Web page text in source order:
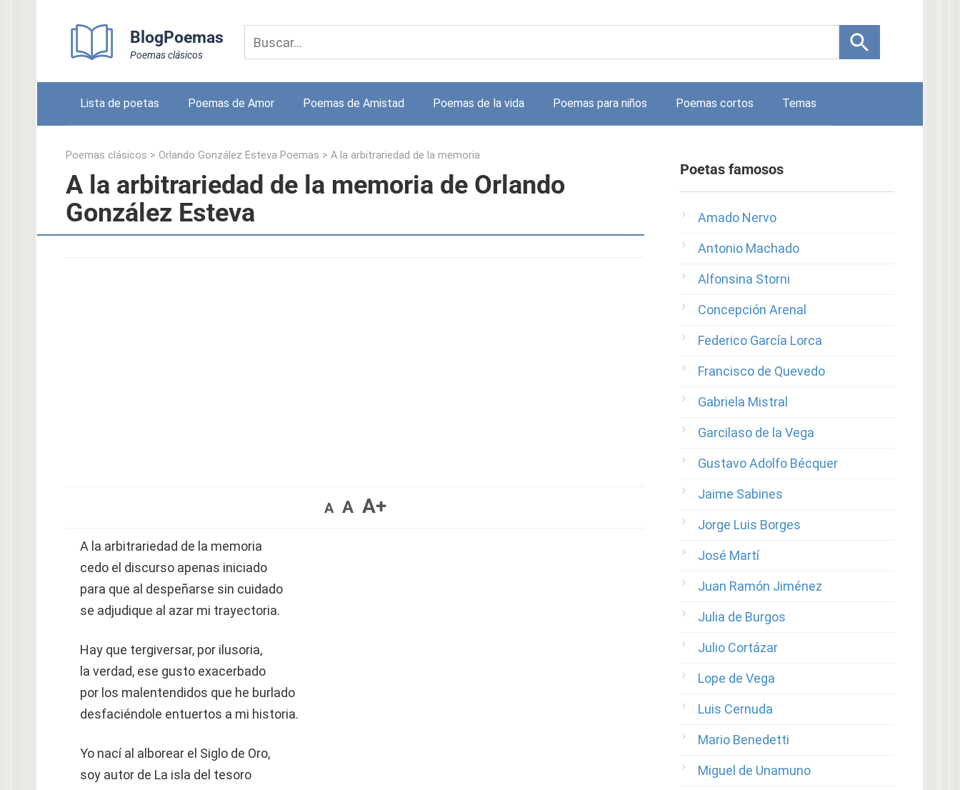
BlogPoemas
Poemas clásicos
Lista de poetas Poemas de Amor Poemas de Amistad Poemas de la vida Poemas para niños Poemas cortos Temas
Poemas clásicos > Orlando González Esteva Poemas > A la arbitrariedad de la memoria
A la arbitrariedad de la memoria de Orlando
González Esteva
A A A+
A la arbitrariedad de la memoria
cedo el discurso apenas iniciado
para que al despeñarse sin cuidado
se adjudique al azar mi trayectoria.
Hay que tergiversar, por ilusoria,
la verdad, ese gusto exacerbado
por los malentendidos que he burlado
desfaciéndole entuertos a mi historia.
Yo nací al alborear el Siglo de Oro,
soy autor de La isla del tesoro
Poetas famosos
Amado Nervo
Antonio Machado
Alfonsina Storni
Concepción Arenal
Federico García Lorca
Francisco de Quevedo
Gabriela Mistral
Garcilaso de la Vega
Gustavo Adolfo Bécquer
Jaime Sabines
Jorge Luis Borges
José Martí
Juan Ramón Jiménez
Julia de Burgos
Julio Cortázar
Lope de Vega
Luis Cernuda
Mario Benedetti
Miguel de Unamuno